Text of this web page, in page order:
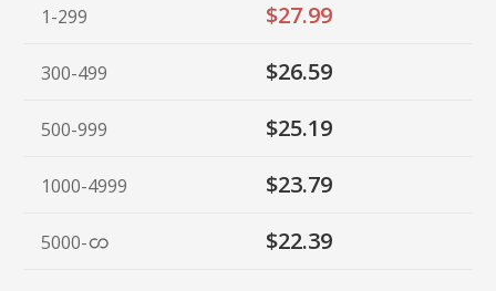
1-299 $27.99
300-499 $26.59
500-999 $25.19
1000-4999 $23.79
5000- $22.39